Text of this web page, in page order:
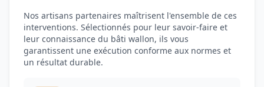
Nos artisans partenaires maîtrisent l'ensemble de ces
interventions. Sélectionnés pour leur savoir-faire et
leur connaissance du bâti wallon, ils vous
garantissent une exécution conforme aux normes et
un résultat durable.